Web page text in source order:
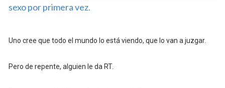
sexo por primera vez.
Uno cree que todo el mundo lo está viendo, que lo van a juzgar.
Pero de repente, alguien le da RT.